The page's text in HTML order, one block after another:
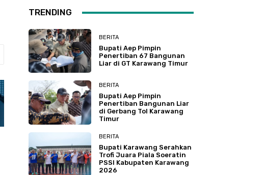
TRENDING
BERITA
Bupati Aep Pimpin
Penertiban 67 Bangunan
Liar di GT Karawang Timur
BERITA
Bupati Aep Pimpin
Penertiban Bangunan Liar
di Gerbang Tol Karawang
Timur
BERITA
Bupati Karawang Serahkan
Trofi Juara Piala Soeratin
PSSI Kabupaten Karawang
2026